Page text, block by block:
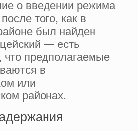
о введении режима
того, как в
был найден
— есть
предполагаемые
в
или
районах.